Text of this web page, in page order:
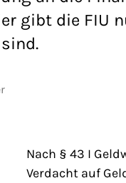
gibt die FIU
Nach § 43 I
Verdacht auf